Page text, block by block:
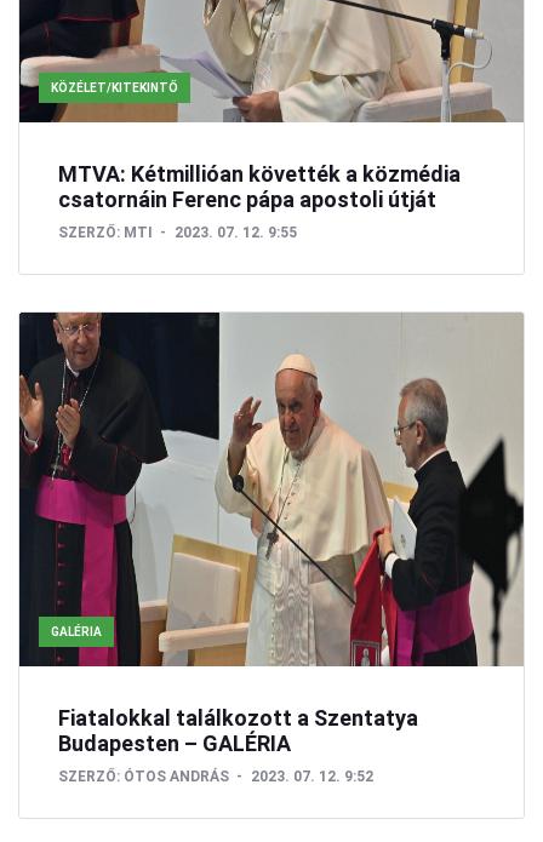
KÖZÉLET/KITEKINTŐ
MTVA: Kétmillióan követték a közmédia
csatornáin Ferenc pápa apostoli útját
SZERZŐ: MTI 2023. 07. 12. 9:55
GALÉRIA
Fiatalokkal találkozott a Szentatya
Budapesten – GALÉRIA
SZERZŐ: ÓTOS ANDRÁS 2023. 07. 12. 9:52